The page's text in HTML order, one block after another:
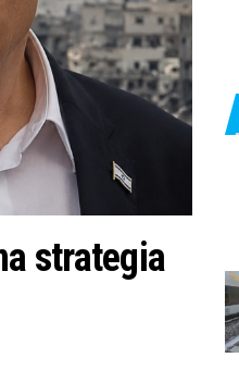
strategia